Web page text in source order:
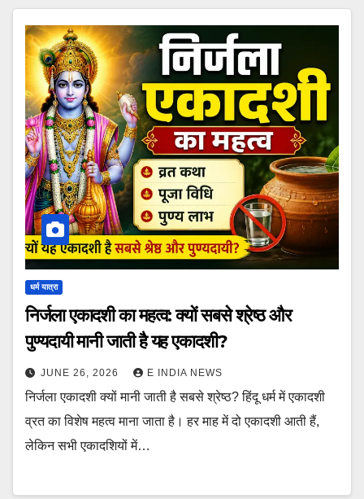
धर्म यात्रा
निर्जला एकादशी का महत्व: क्यों सबसे श्रेष्ठ और
पुण्यदायी मानी जाती है यह एकादशी?
JUNE 26, 2026 E INDIA NEWS
निर्जला एकादशी क्यों मानी जाती है सबसे श्रेष्ठ? हिंदू धर्म में एकादशी
व्रत का विशेष महत्व माना जाता है। हर माह में दो एकादशी आती हैं,
लेकिन सभी एकादशियों में…